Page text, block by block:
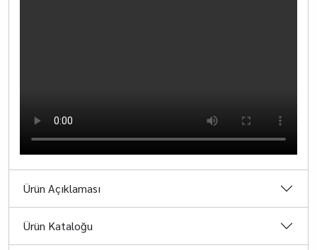
Ürün Açıklaması
Ürün Kataloğu